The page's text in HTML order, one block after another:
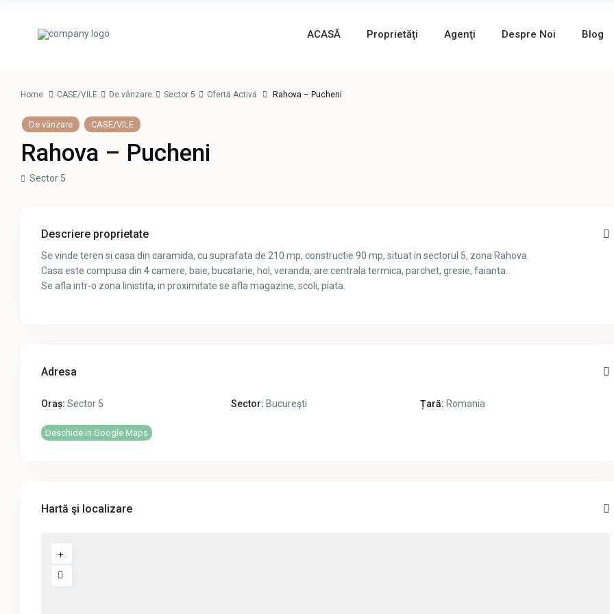
ACASĂ Proprietăţi Agenţi Despre Noi Blog
Home CASE/VILE De vânzare Sector 5 Ofertă Activă Rahova – Pucheni
De vânzare CASE/VILE
Rahova – Pucheni
Sector 5
Descriere proprietate
Se vinde teren si casa din caramida, cu suprafata de 210 mp, constructie 90 mp, situat in sectorul 5, zona Rahova.
Casa este compusa din 4 camere, baie, bucatarie, hol, veranda, are centrala termica, parchet, gresie, faianta.
Se afla intr-o zona linistita, in proximitate se afla magazine, scoli, piata.
Adresa
Oraș: Sector 5 Sector: Bucureşti Țară: Romania
Deschide in Google Maps
Hartă şi localizare